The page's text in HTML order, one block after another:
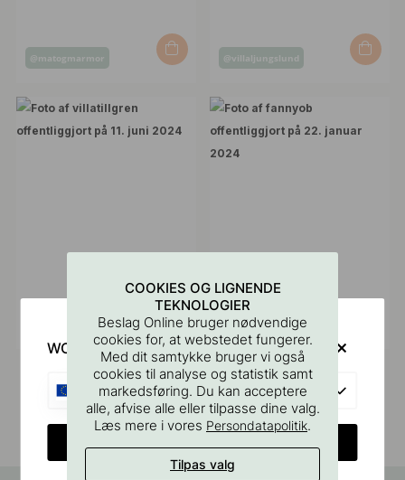
Opslag
af
@matogmarmor
Opslag
af
@villaljungslund
offentliggjort
Opslag
offentliggjort
af
@fannyob
COOKIES OG LIGNENDE
TEKNOLOGIER
Beslag Online bruger nødvendige
cookies for, at webstedet fungerer.
Med dit samtykke bruger vi også
cookies til analyse og statistik samt
markedsføring. Du kan acceptere
alle, afvise alle eller tilpasse dine valg.
Læs mere i vores Persondatapolitik.
Tilpas valg
WOULD YOU RATHER VISIT?
EU